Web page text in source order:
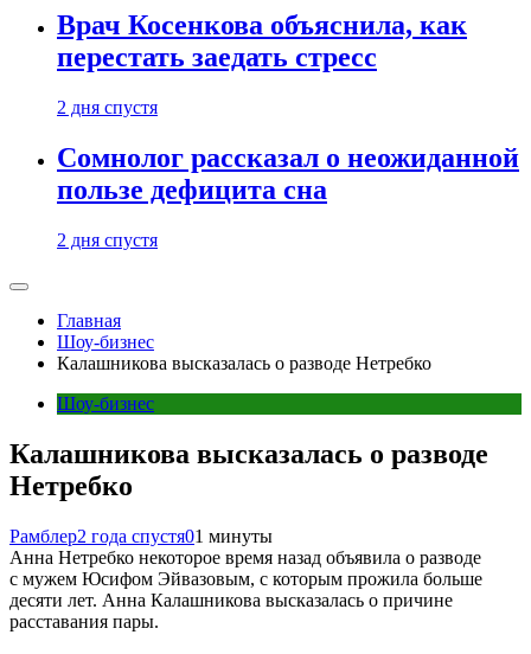
Врач Косенкова объяснила, как
перестать заедать стресс
2 дня спустя
Сомнолог рассказал о неожиданной
пользе дефицита сна
2 дня спустя
Главная
Шоу-бизнес
Калашникова высказалась о разводе Нетребко
Шоу-бизнес
Калашникова высказалась о разводе
Нетребко
Рамблер2 года спустя01 минуты
Анна Нетребко некоторое время назад объявила о разводе
с мужем Юсифом Эйвазовым, с которым прожила больше
десяти лет. Анна Калашникова высказалась о причине
расставания пары.